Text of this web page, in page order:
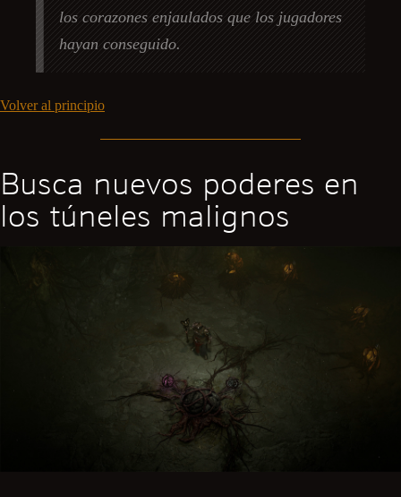
los corazones enjaulados que los jugadores
hayan conseguido.
Volver al principio
Busca nuevos poderes en
los túneles malignos